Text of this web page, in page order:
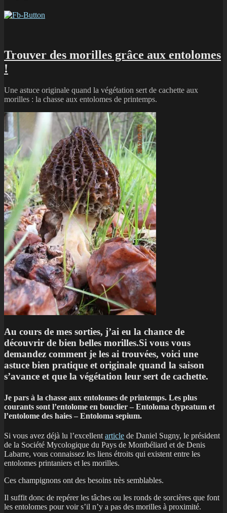
Trouver des morilles grâce aux entolomes
!
Une astuce originale quand la végétation sert de cachette aux
morilles : la chasse aux entolomes de printemps.
Au cours de mes sorties, j’ai eu la chance de
découvrir de bien belles morilles.Si vous vous
demandez comment je les ai trouvées, voici une
astuce bien pratique et originale quand la saison
s’avance et que la végétation leur sert de cachette.
Je pars à la chasse aux entolomes de printemps. Les plus
courants sont l’entolome en bouclier – Entoloma clypeatum et
l’entolome des haies – Entoloma sepium.
Si vous avez déjà lu l’excellent article de Daniel Sugny, le président
de la Société Mycologique du Pays de Montbéliard et de Denis
Labarre, vous connaissez les liens étroits qui existent entre les
entolomes printaniers et les morilles.
Ces champignons ont des besoins très semblables.
Il suffit donc de repérer les tâches ou les ronds de sorcières que font
les entolomes pour voir s’il n’y a pas des morilles à proximité.